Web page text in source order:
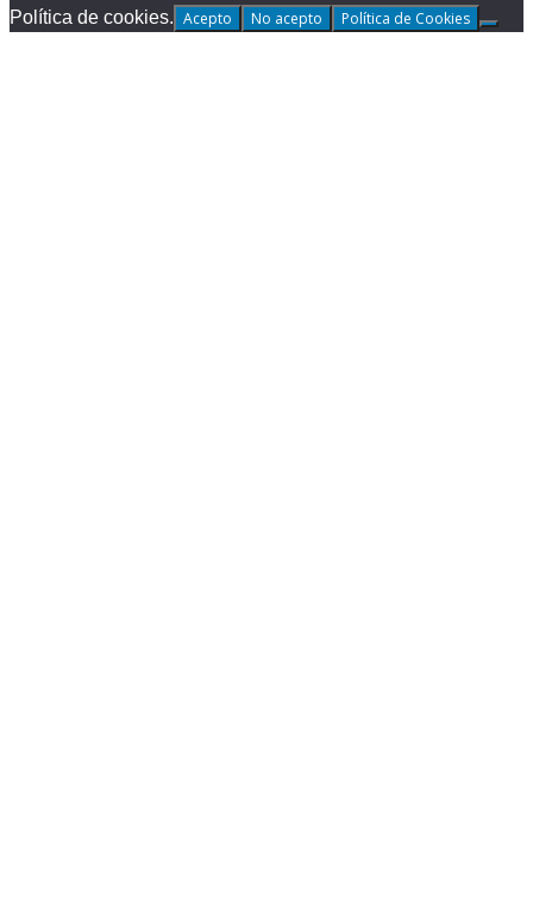
Política de cookies. Acepto No acepto Política de Cookies